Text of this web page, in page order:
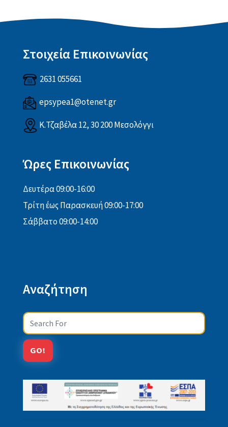
Στοιχεία Επικοινωνίας
2631 055661
epsypea1@otenet.gr
Κ.Τζαβέλα 12, 30 200 Μεσολόγγι
Ώρες Επικοινωνίας
Δευτέρα 09:00-16:00
Τρίτη έως Παρασκευή 09:00-17:00
Σάββατο 09:00-14:00
Αναζήτηση
Search
GO!